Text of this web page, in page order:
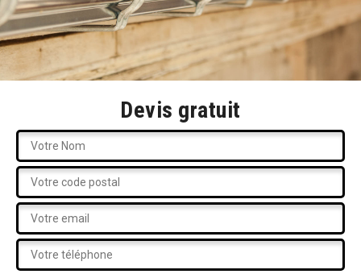
Devis gratuit